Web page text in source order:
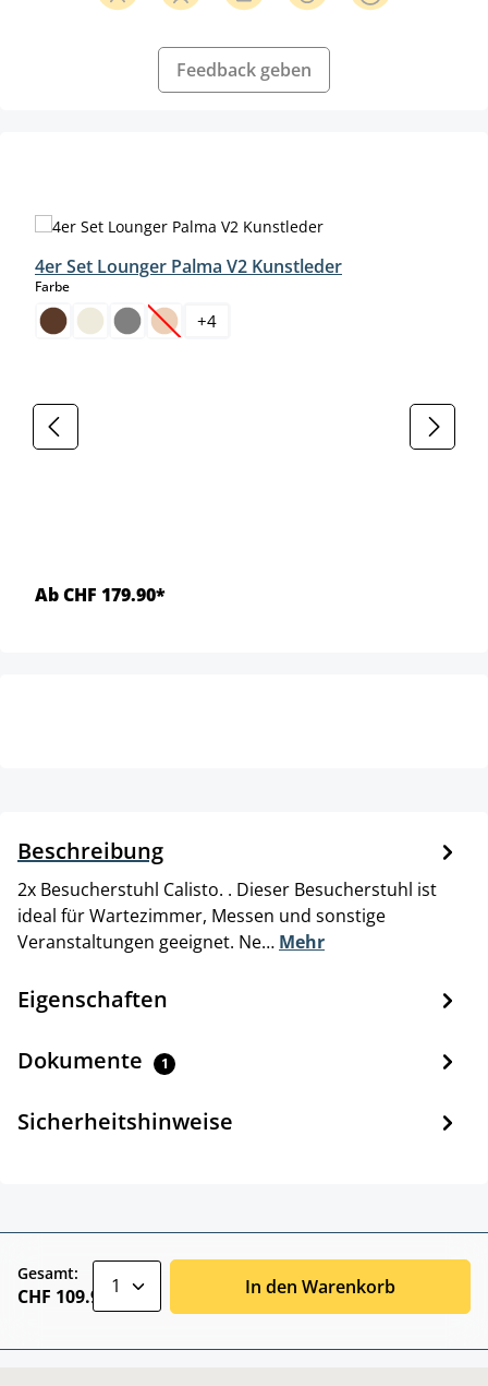
Feedback geben
4er Set Lounger Palma V2 Kunstleder
Farbeauswählen
(Diese Option ist zurzeit nicht verfügbar.)
+4
Ab CHF 179.90*
Beschreibung
2x Besucherstuhl Calisto. . Dieser Besucherstuhl ist
ideal für Wartezimmer, Messen und sonstige
Veranstaltungen geeignet. Ne… Mehr
Eigenschaften
Dokumente 1
Sicherheitshinweise
Gesamt:
CHF 109.90 In den Warenkorb